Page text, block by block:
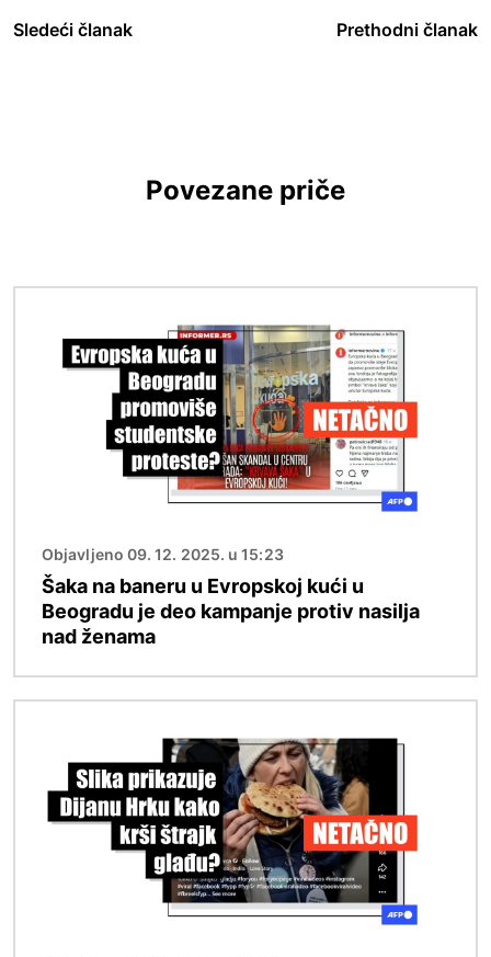
Sledeći članak Prethodni članak
Povezane priče
Objavljeno 09. 12. 2025. u 15:23
Šaka na baneru u Evropskoj kući u
Beogradu je deo kampanje protiv nasilja
nad ženama